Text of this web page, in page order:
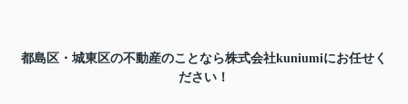
都島区・城東区の不動産のことなら株式会社kuniumiにお任せく
ださい！